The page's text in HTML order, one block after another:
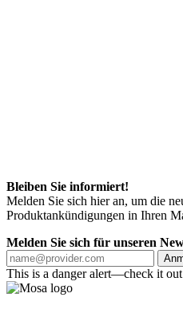
Bleiben Sie informiert!
Melden Sie sich hier an, um die
Produktankündigungen in Ihren
Melden Sie sich für unseren
This is a danger alert—check it